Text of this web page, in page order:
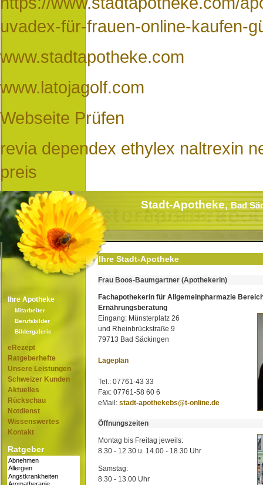
uvadex-für-frauen-online-kaufen-
www.stadtapotheke.com
www.latojagolf.com
Webseite Prüfen
revia dependex ethylex naltrexin
preis
Stadt-Apotheke,Bad
Ihre Apotheke
Mitarbeiter
Berufsbilder
Bildergalerie
eRezept
Ratgeberhefte
Unsere Leistungen
Schweizer Kunden
Aktuelles
Rückschau
Notdienst
Wissenswertes
Kontakt
Ratgeber
Ihre Stadt-Apotheke
Frau Boos-Baumgartner (Apothekerin)
Fachapothekerin für Allgemeinpharmazie
Ernährungsberatung
Eingang: Münsterplatz 26
und Rheinbrückstraße 9
79713 Bad Säckingen
Lageplan
Tel.: 07761-43 33
Fax: 07761-58 60 6
eMail: stadt-apothekebs@t-online.de
Öffnungszeiten
Montag bis Freitag jeweils:
8.30 - 12.30 u. 14.00 - 18.30 Uhr
Samstag:
8.30 - 13.00 Uhr